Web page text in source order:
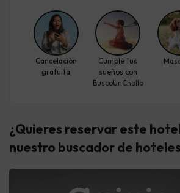
Cancelación
gratuita
Cumple tus
sueños con
BuscoUnChollo
¿Quieres reservar este
nuestro buscador de hoteles